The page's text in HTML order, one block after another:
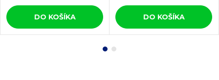
DO KOŠÍKA DO KOŠÍKA